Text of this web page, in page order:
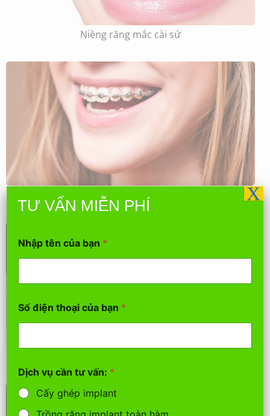
Niềng răng mắc cài sứ
Niềng răng mắc cài kim loại truyền thống
TƯ VẤN MIỄN PHÍ
Nhập tên của bạn *
ầ
n
h
ạ
i
v
ấ
n
Số điện thoại của bạn *
Dịch vụ cần tư vấn: *
Cấy ghép implant
X